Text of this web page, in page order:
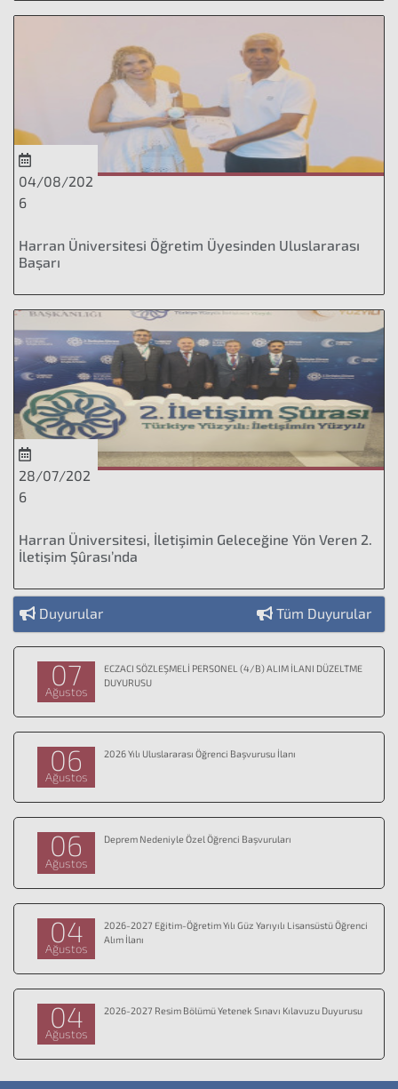
04/08/202
6
Harran Üniversitesi Öğretim Üyesinden Uluslararası
Başarı
28/07/202
6
Harran Üniversitesi, İletişimin Geleceğine Yön Veren 2.
İletişim Şûrası’nda
Duyurular Tüm Duyurular
07
Ağustos
ECZACI SÖZLEŞMELİ PERSONEL (4/B) ALIM İLANI DÜZELTME
DUYURUSU
06
Ağustos
2026 Yılı Uluslararası Öğrenci Başvurusu İlanı
06
Ağustos
Deprem Nedeniyle Özel Öğrenci Başvuruları
04
Ağustos
2026-2027 Eğitim-Öğretim Yılı Güz Yarıyılı Lisansüstü Öğrenci
Alım İlanı
04
Ağustos
2026-2027 Resim Bölümü Yetenek Sınavı Kılavuzu Duyurusu